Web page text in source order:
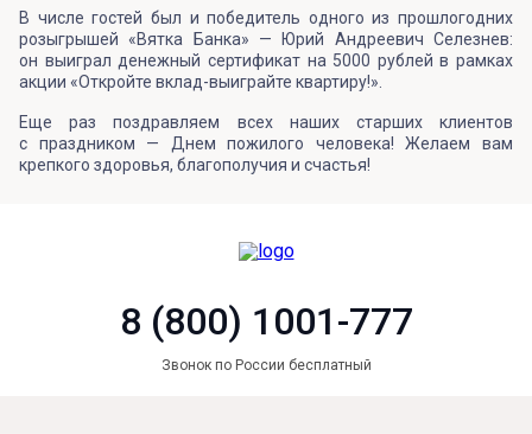
В числе гостей был и победитель одного из прошлогодних
розыгрышей «Вятка Банка» — Юрий Андреевич Селезнев:
он выиграл денежный сертификат на 5000 рублей в рамках
акции «Откройте вклад-выиграйте квартиру!».
Еще раз поздравляем всех наших старших клиентов
с праздником — Днем пожилого человека! Желаем вам
крепкого здоровья, благополучия и счастья!
8 (800) 1001-777
Звонок по России бесплатный